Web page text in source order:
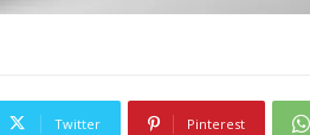
Twitter Pinterest